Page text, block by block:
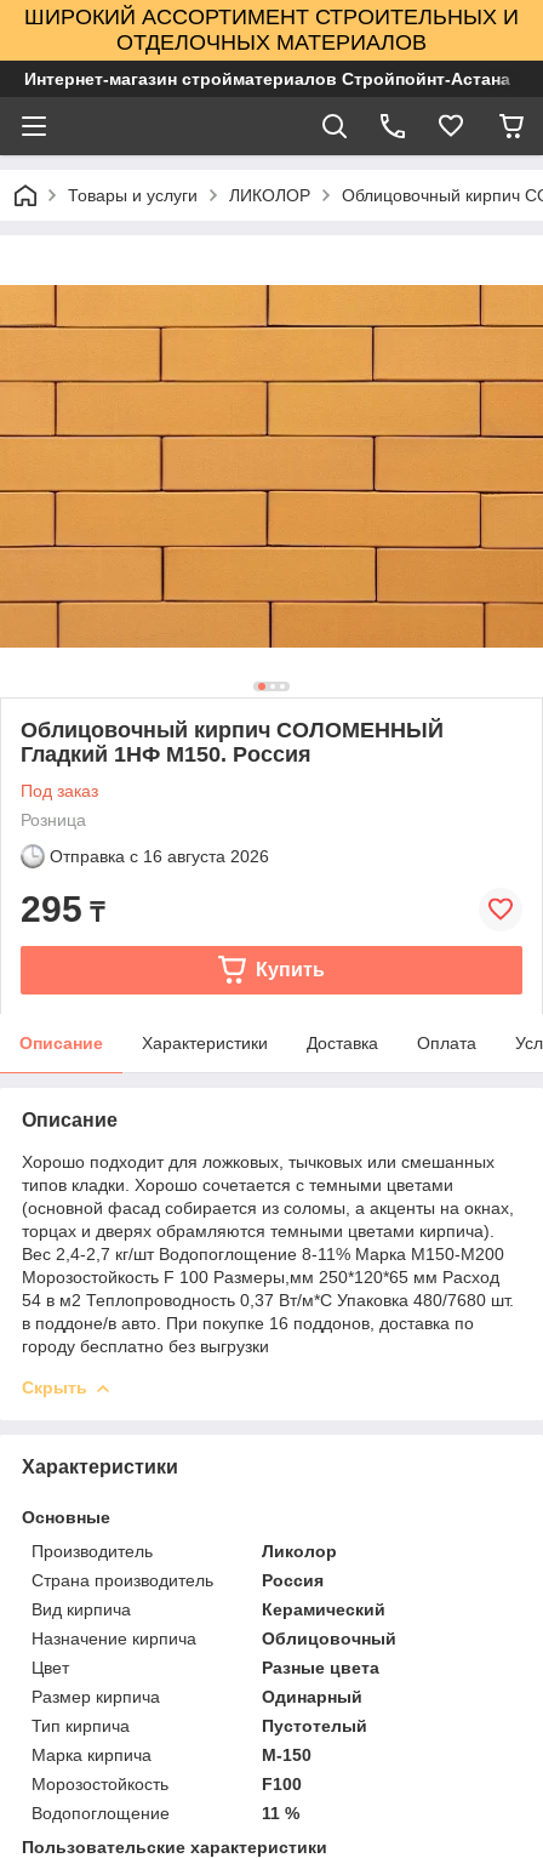
ШИРОКИЙ АССОРТИМЕНТ СТРОИТЕЛЬНЫХ И
ОТДЕЛОЧНЫХ МАТЕРИАЛОВ
Интернет-магазин стройматериалов Стройпойнт-Астана
Товары и услуги ЛИКОЛОР Облицовочный кирпич
Облицовочный кирпич СОЛОМЕННЫЙ
Гладкий 1НФ М150. Россия
Под заказ
Розница
Отправка с 16 августа 2026
295 ₸
Купить
Описание Характеристики Доставка Оплата
Описание
Хорошо подходит для ложковых, тычковых или смешанных
типов кладки. Хорошо сочетается с темными цветами
(основной фасад собирается из соломы, а акценты на окнах,
торцах и дверях обрамляются темными цветами кирпича).
Вес 2,4-2,7 кг/шт Водопоглощение 8-11% Марка М150-М200
Морозостойкость F 100 Размеры,мм 250*120*65 мм Расход
54 в м2 Теплопроводность 0,37 Вт/м*С Упаковка 480/7680 шт.
в поддоне/в авто. При покупке 16 поддонов, доставка по
городу бесплатно без выгрузки
Скрыть
Характеристики
Основные
Производитель
Ликолор
Страна производитель
Россия
Вид кирпича
Керамический
Назначение кирпича
Облицовочный
Цвет
Разные цвета
Размер кирпича
Одинарный
Тип кирпича
Пустотелый
Марка кирпича
М-150
Морозостойкость
F100
Водопоглощение
11 %
Пользовательские характеристики